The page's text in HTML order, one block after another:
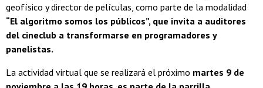
geofísico y director de películas, como parte de la modalidad
“El algoritmo somos los públicos”, que invita a auditores
del cineclub a transformarse en programadores y
panelistas.
La actividad virtual que se realizará el próximo martes 9 de